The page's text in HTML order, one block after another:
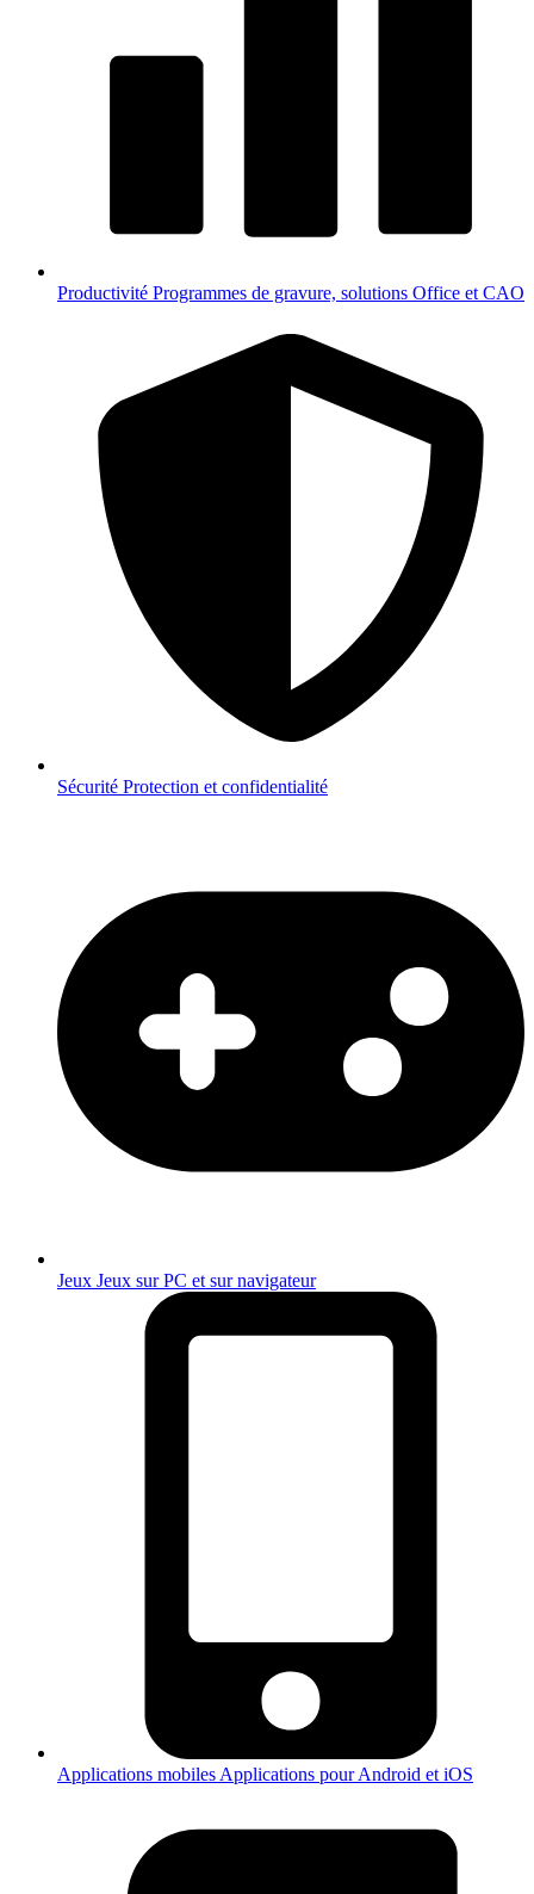
Productivité Programmes de gravure, solutions Office et CAO
Sécurité Protection et confidentialité
Jeux Jeux sur PC et sur navigateur
Applications mobiles Applications pour Android et iOS